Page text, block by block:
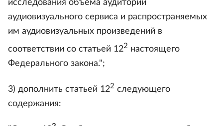
исследования объема аудитории
аудиовизуального сервиса и распространяемых
им аудиовизуальных произведений в
соответствии со статьей 122 настоящего
Федерального закона.";
3) дополнить статьей 122 следующего
содержания: